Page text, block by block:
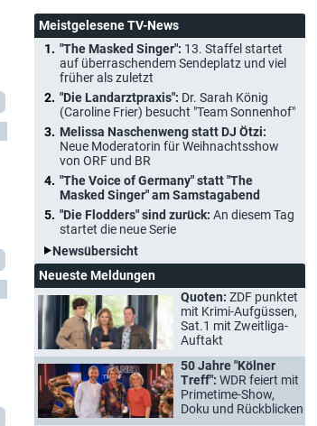
Meistgelesene TV-News
"The Masked Singer": 13. Staffel startet
auf überraschendem Sendeplatz und viel
früher als zuletzt
"Die Landarztpraxis": Dr. Sarah König
(Caroline Frier) besucht "Team Sonnenhof"
Melissa Naschenweng statt DJ Ötzi:
Neue Moderatorin für Weihnachtsshow
von ORF und BR
"The Voice of Germany" statt "The
Masked Singer" am Samstagabend
"Die Flodders" sind zurück: An diesem Tag
startet die neue Serie
Newsübersicht
Neueste Meldungen
Quoten: ZDF punktet
mit Krimi-Aufgüssen,
Sat.1 mit Zweitliga-
Auftakt
50 Jahre "Kölner
Treff": WDR feiert mit
Primetime-Show,
Doku und Rückblicken